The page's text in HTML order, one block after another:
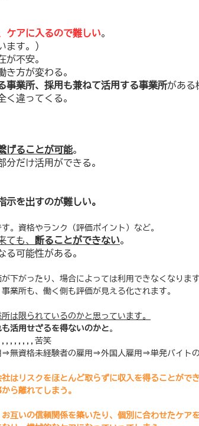
ケアに入るので難しい。
す。）
不安。
方が変わる。
事業所、採用も兼ねて活用する事業所がある
違ってくる。
げることが可能。
だけ活用ができる。
示を出すのが難しい。
格やランク（評価ポイント）など。
ても、 断ることができない。
可能性がある。
下がったり、場合によっては利用できなくなります
業所も、働く側も評価が見える化されます。
は限られているのかと思っています。
活用せざるを得ないのかと。
苦笑
無資格未経験者の雇用⇒外国人雇用⇒単発バイトの
はリスクをほとんど取らずに収入を得ることができ
ら離れてしまう。
互いの信頼関係を築いたり、個別に合わせたケア